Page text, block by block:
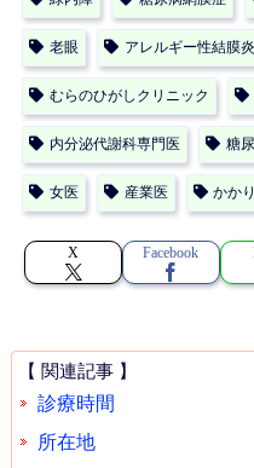
老眼 アレルギー性結膜炎
むらのひがしクリニック
内分泌代謝科専門医 糖
女医 産業医 かか
X Facebook
【 関連記事 】
診療時間
所在地